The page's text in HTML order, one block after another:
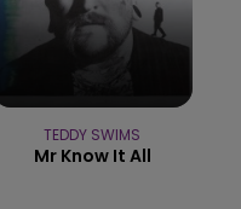
FM
TEDDY SWIMS
Mr Know It All